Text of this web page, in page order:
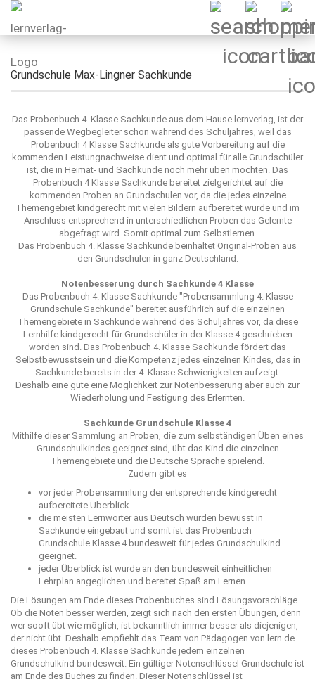
Grundschule Max-Lingner Sachkunde
Das Probenbuch 4. Klasse Sachkunde aus dem Hause lernverlag, ist der
passende Wegbegleiter schon während des Schuljahres, weil das
Probenbuch 4 Klasse Sachkunde als gute Vorbereitung auf die
kommenden Leistungnachweise dient und optimal für alle Grundschüler
ist, die in Heimat- und Sachkunde noch mehr üben möchten. Das
Probenbuch 4 Klasse Sachkunde bereitet zielgerichtet auf die
kommenden Proben an Grundschulen vor, da die jedes einzelne
Themengebiet kindgerecht mit vielen Bildern aufbereitet wurde und im
Anschluss entsprechend in unterschiedlichen Proben das Gelernte
abgefragt wird. Somit optimal zum Selbstlernen.
Das Probenbuch 4. Klasse Sachkunde beinhaltet Original-Proben aus
den Grundschulen in ganz Deutschland.
Notenbesserung durch Sachkunde 4 Klasse
Das Probenbuch 4. Klasse Sachkunde "Probensammlung 4. Klasse
Grundschule Sachkunde" bereitet ausführlich auf die einzelnen
Themengebiete in Sachkunde während des Schuljahres vor, da diese
Lernhilfe kindgerecht für Grundschüler in der Klasse 4 geschrieben
worden sind. Das Probenbuch 4. Klasse Sachkunde fördert das
Selbstbewusstsein und die Kompetenz jedes einzelnen Kindes, das in
Sachkunde bereits in der 4. Klasse Schwierigkeiten aufzeigt.
Deshalb eine gute eine Möglichkeit zur Notenbesserung aber auch zur
Wiederholung und Festigung des Erlernten.
Sachkunde Grundschule Klasse 4
Mithilfe dieser Sammlung an Proben, die zum selbständigen Üben eines
Grundschulkindes geeignet sind, übt das Kind die einzelnen
Themengebiete und die Deutsche Sprache spielend.
Zudem gibt es
vor jeder Probensammlung der entsprechende kindgerecht
aufbereitete Überblick
die meisten Lernwörter aus Deutsch wurden bewusst in
Sachkunde eingebaut und somit ist das Probenbuch
Grundschule Klasse 4 bundesweit für jedes Grundschulkind
geeignet.
jeder Überblick ist wurde an den bundesweit einheitlichen
Lehrplan angeglichen und bereitet Spaß am Lernen.
Die Lösungen am Ende dieses Probenbuches sind Lösungsvorschläge.
Ob die Noten besser werden, zeigt sich nach den ersten Übungen, denn
wer sooft übt wie möglich, ist bekanntlich immer besser als diejenigen,
der nicht übt. Deshalb empfiehlt das Team von Pädagogen von lern.de
dieses Probenbuch 4. Klasse Sachkunde jedem einzelnen
Grundschulkind bundesweit. Ein gültiger Notenschlüssel Grundschule ist
am Ende des Buches zu finden. Dieser Notenschlüssel ist